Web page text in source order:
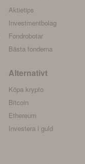
Aktietips
Investmentbolag
Fondrobotar
Bästa fonderna
Alternativt
Köpa krypto
Bitcoin
Ethereum
Investera i guld